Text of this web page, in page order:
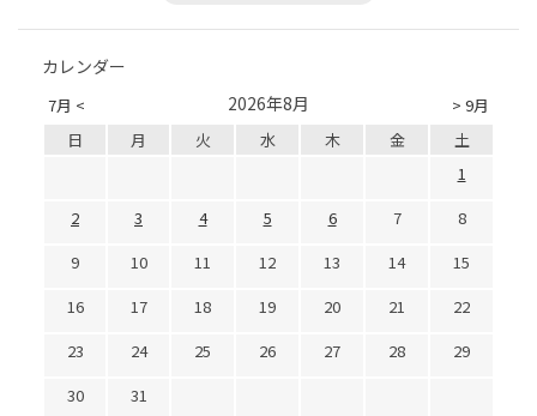
カレンダー
7月 < > 9月
2026年8月
日 月 火 水 木 金
土
1
2
3 4 5 6 7
8
9
10 11 12 13 14
15
16
17 18 19 20 21
22
23
24 25 26 27 28
29
30
31